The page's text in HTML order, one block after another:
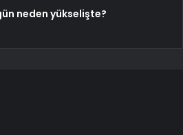
neden yükselişte?